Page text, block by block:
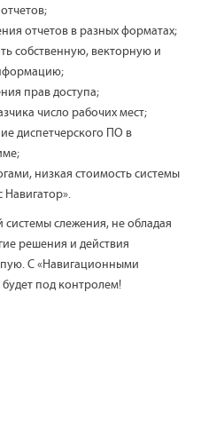
отчетов в разных форматах;
собственную, векторную и
прав доступа;
число рабочих мест;
диспетчерского ПО в
низкая стоимость системы
слежения, не обладая
решения и действия
С «Навигационными
будет под контролем!